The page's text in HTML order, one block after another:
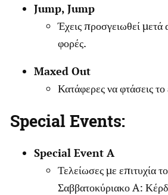
Jump, Jump
Έχεις προσγειωθεί
φορές.
Maxed Out
Κατάφερες να φτάσεις
Special Events:
Special Event A
Τελείωσες με επιτυχία
Σαββατοκύριακο A: